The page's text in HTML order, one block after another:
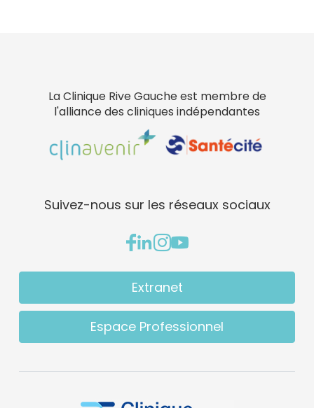
La Clinique Rive Gauche est membre de
l'alliance des cliniques indépendantes
Suivez-nous sur les réseaux sociaux
Extranet
Espace Professionnel